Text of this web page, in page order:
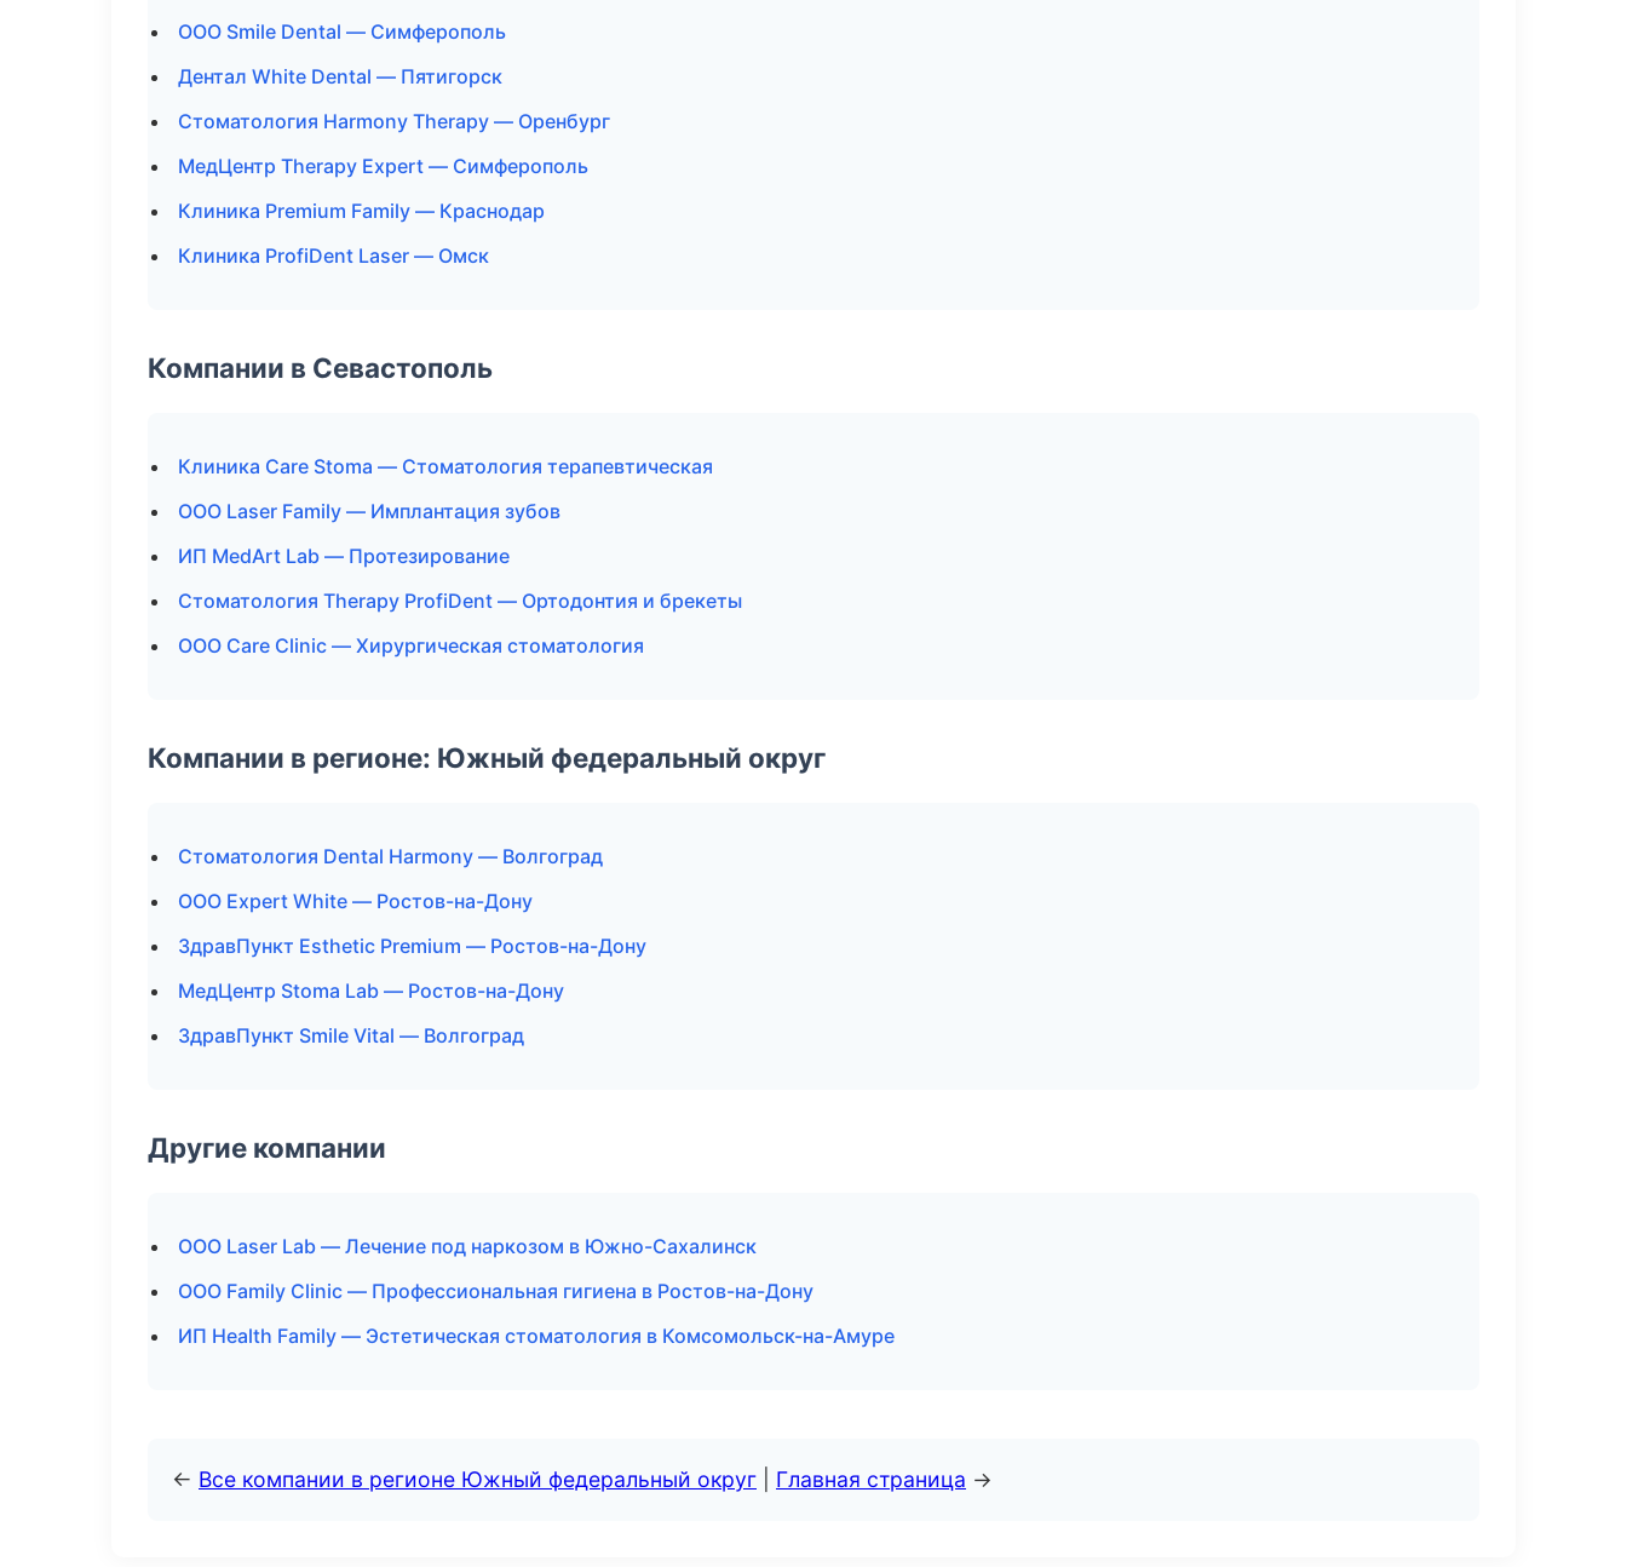
ООО Smile Dental — Симферополь
Дентал White Dental — Пятигорск
Стоматология Harmony Therapy — Оренбург
МедЦентр Therapy Expert — Симферополь
Клиника Premium Family — Краснодар
Клиника ProfiDent Laser — Омск
Компании в Севастополь
Клиника Care Stoma — Стоматология терапевтическая
ООО Laser Family — Имплантация зубов
ИП MedArt Lab — Протезирование
Стоматология Therapy ProfiDent — Ортодонтия и брекеты
ООО Care Clinic — Хирургическая стоматология
Компании в регионе: Южный федеральный округ
Стоматология Dental Harmony — Волгоград
ООО Expert White — Ростов-на-Дону
ЗдравПункт Esthetic Premium — Ростов-на-Дону
МедЦентр Stoma Lab — Ростов-на-Дону
ЗдравПункт Smile Vital — Волгоград
Другие компании
ООО Laser Lab — Лечение под наркозом в Южно-Сахалинск
ООО Family Clinic — Профессиональная гигиена в Ростов-на-Дону
ИП Health Family — Эстетическая стоматология в Комсомольск-на-Амуре
← Все компании в регионе Южный федеральный округ Главная страница →